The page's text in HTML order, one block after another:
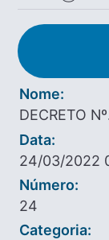
Nome:
DECRETO
Data:
24/03/2022
Número:
24
Categoria: